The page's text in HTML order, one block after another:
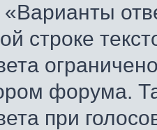
«Варианты
строке
форума.
при